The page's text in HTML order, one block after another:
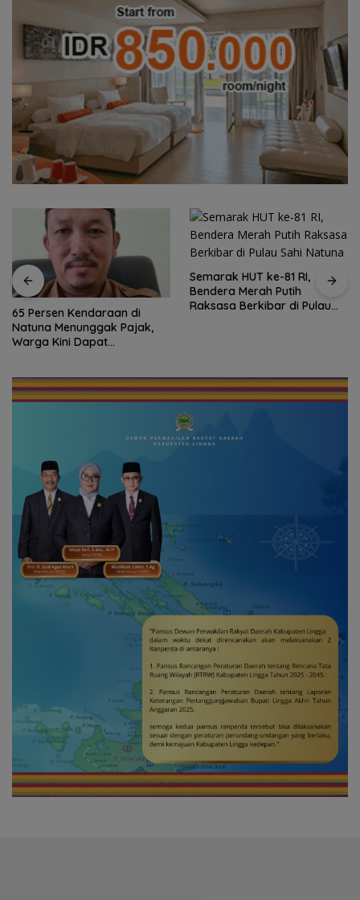
65 Persen Kendaraan di
Natuna Menunggak Pajak,
Warga Kini Dapat
Semarak HUT ke-81 RI,
Bendera Merah Putih
Raksasa Berkibar di Pulau